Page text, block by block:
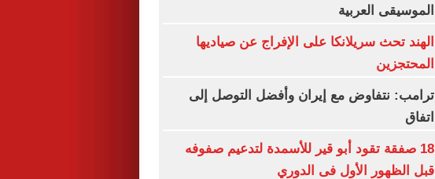
الموسيقى العربية
الهند تحث سريلانكا على الإفراج عن صياديها
المحتجزين
ترامب: نتفاوض مع إيران وأفضل التوصل إلى
اتفاق
18 صفقة تقود أبو قير للأسمدة لتدعيم صفوفه
قبل الظهور الأول فى الدوري